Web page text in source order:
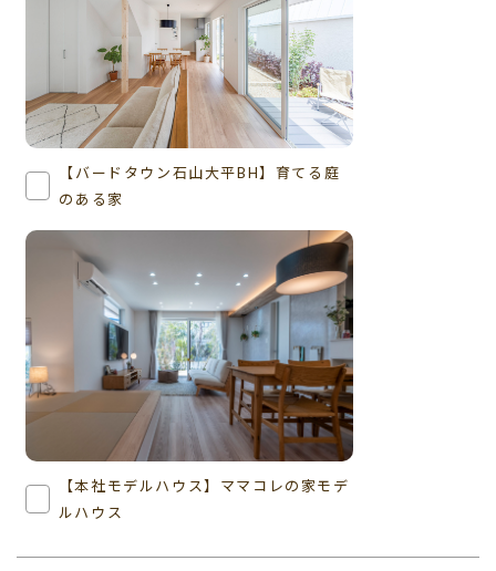
【バードタウン石山大平BH】育てる庭
のある家
【本社モデルハウス】ママコレの家モデ
ルハウス